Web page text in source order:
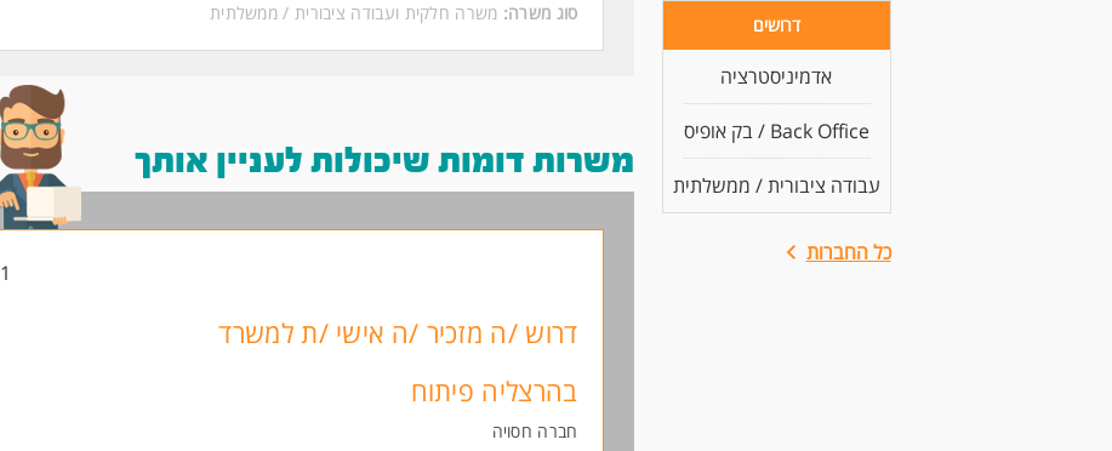
דרושים
אדמיניסטרציה
Back Office / בק אופיס
עבודה ציבורית / ממשלתית
כל החברות
סוג משרה: משרה חלקית ועבודה ציבורית / ממשלתית
משרות דומות שיכולות לעניין אותך
1 ימים
דרוש /ה מזכיר /ה אישי /ת למשרד
בהרצליה פיתוח
חברה חסויה